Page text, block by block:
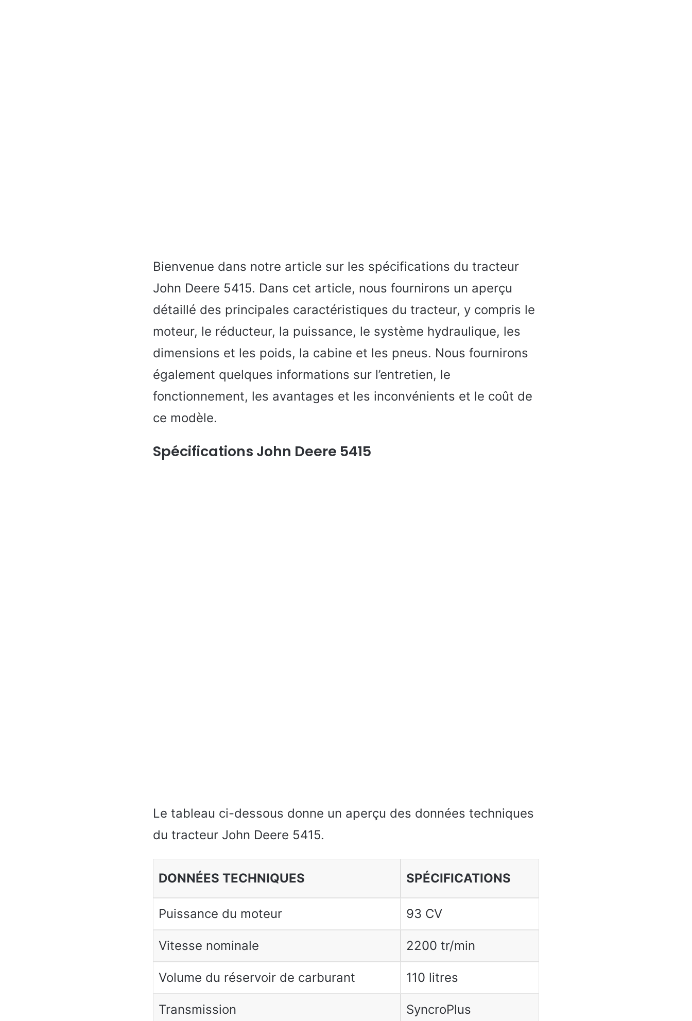
Bienvenue dans notre article sur les spécifications du tracteur
John Deere 5415. Dans cet article, nous fournirons un aperçu
détaillé des principales caractéristiques du tracteur, y compris le
moteur, le réducteur, la puissance, le système hydraulique, les
dimensions et les poids, la cabine et les pneus. Nous fournirons
également quelques informations sur l’entretien, le
fonctionnement, les avantages et les inconvénients et le coût de
ce modèle.
Spécifications John Deere 5415
Le tableau ci-dessous donne un aperçu des données techniques
du tracteur John Deere 5415.
DONNÉES TECHNIQUES SPÉCIFICATIONS
Puissance du moteur 93 CV
Vitesse nominale 2200 tr/min
Volume du réservoir de carburant 110 litres
Transmission SyncroPlus